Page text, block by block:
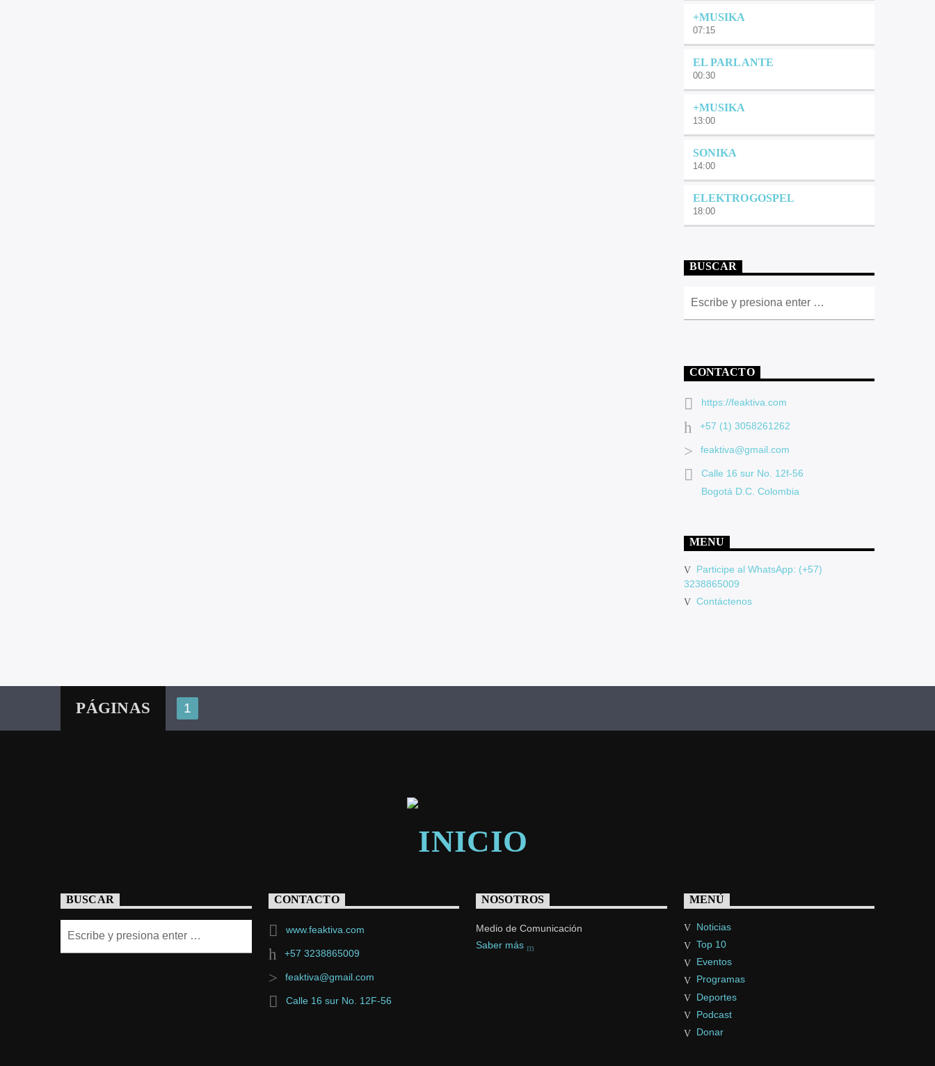
+MUSIKA
07:15
EL PARLANTE
00:30
+MUSIKA
13:00
SONIKA
14:00
ELEKTROGOSPEL
18:00
BUSCAR
CONTACTO
https://feaktiva.com
+57 (1) 3058261262
feaktiva@gmail.com
Calle 16 sur No. 12f-56
Bogotá D.C. Colombia
MENU
Participe al WhatsApp: (+57)
3238865009
Contáctenos
PÁGINAS 1
BUSCAR CONTACTO
www.feaktiva.com
+57 3238865009
feaktiva@gmail.com
Calle 16 sur No. 12F-56
NOSOTROS
Medio de Comunicación
Saber más
MENÚ
Noticias
Top 10
Eventos
Programas
Deportes
Podcast
Donar